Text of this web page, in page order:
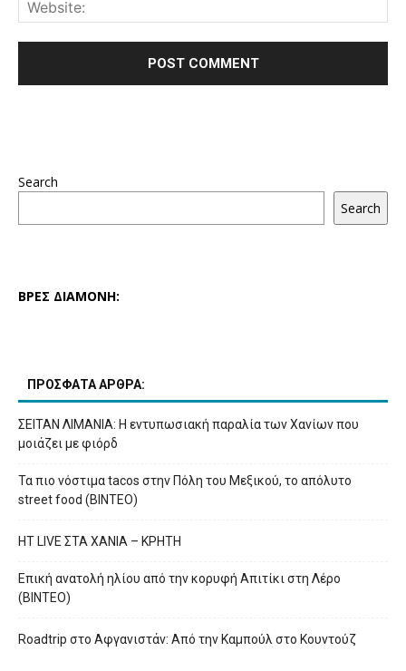
Search
Search
ΒΡΕΣ ΔΙΑΜΟΝΗ:
ΠΡΟΣΦΑΤΑ ΑΡΘΡΑ:
ΣΕΙΤΑΝ ΛΙΜΑΝΙΑ: Η εντυπωσιακή παραλία των Χανίων που
μοιάζει με φιόρδ
Τα πιο νόστιμα tacos στην Πόλη του Μεξικού, το απόλυτο
street food (ΒΙΝΤΕΟ)
HT LIVE ΣΤΑ ΧΑΝΙΑ – ΚΡΗΤΗ
Επική ανατολή ηλίου από την κορυφή Απιτίκι στη Λέρο
(ΒΙΝΤΕΟ)
Roadtrip στο Αφγανιστάν: Από την Καμπούλ στο Κουντούζ